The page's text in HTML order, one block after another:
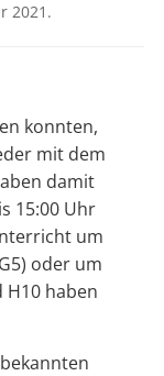
2021 .
konnten,
mit dem
damit
15:00 Uhr
um
oder um
H10 haben